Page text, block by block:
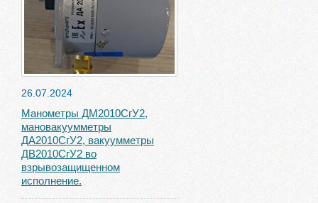
26.07.2024
Манометры ДМ2010СгУ2,
мановакуумметры
ДА2010СгУ2, вакуумметры
ДВ2010СгУ2 во
взрывозащищенном
исполнение.